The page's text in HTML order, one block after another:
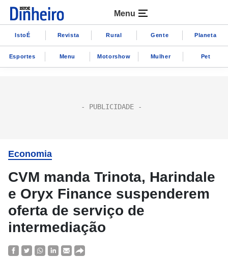
Menu
IstoÉ Revista Rural Gente Planeta
Esportes Menu Motorshow Mulher Pet
Economia
CVM manda Trinota, Harindale
e Oryx Finance suspenderem
oferta de serviço de
intermediação